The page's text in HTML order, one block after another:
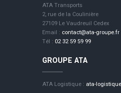
ATA Transports
2, rue de la Coulinière
27109 Le Vaudreuil Cedex
Email : contact@ata-groupe.fr
Tél : 02 32 59 59 99
GROUPE ATA
ATA Logistique : ata-